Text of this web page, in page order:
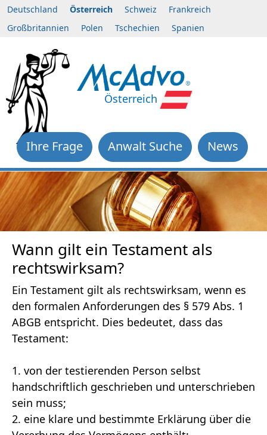
Deutschland Österreich Schweiz
Frankreich
Großbritannien
Polen Tschechien Spanien
Österreich
News
Anwalt Suche
Ihre Frage
Wann gilt ein Testament als
rechtswirksam?
Ein Testament gilt als rechtswirksam, wenn es
den formalen Anforderungen des § 579 Abs. 1
ABGB entspricht. Dies bedeutet, dass das
Testament:
1. von der testierenden Person selbst
handschriftlich geschrieben und unterschrieben
sein muss;
2. eine klare und bestimmte Erklärung über die